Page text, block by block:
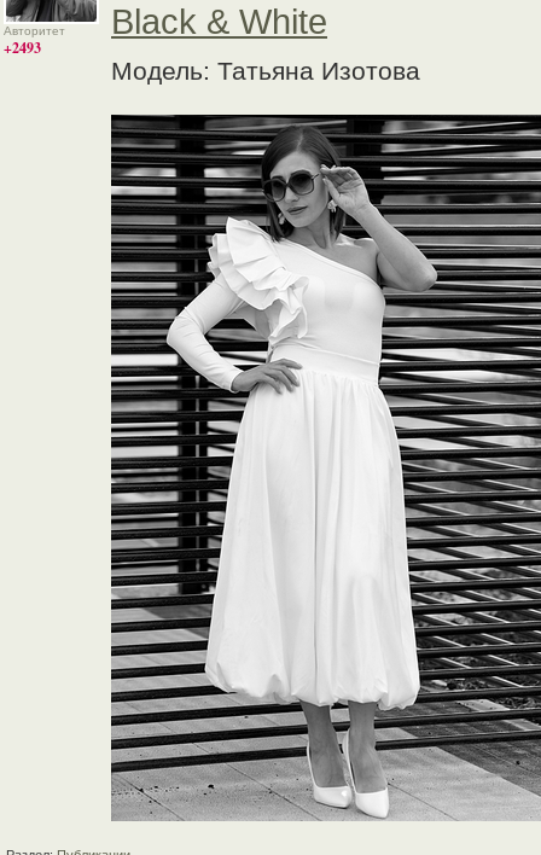
Авторитет
+2493
Black & White
Модель: Татьяна Изотова